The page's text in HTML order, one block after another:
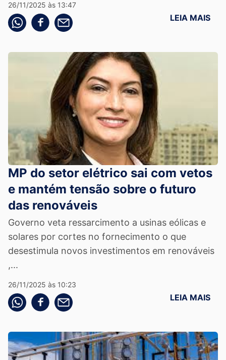
26/11/2025 às 13:47
Compartilhe pelo whatsapp
Compartilhar no facebook
Compartilhe pelo email LEIA MAIS
MP do setor elétrico sai com vetos
e mantém tensão sobre o futuro
das renováveis
Governo veta ressarcimento a usinas eólicas e
solares por cortes no fornecimento o que
desestimula novos investimentos em renováveis
,...
26/11/2025 às 10:23
Compartilhe pelo whatsapp
Compartilhar no facebook
Compartilhe pelo email LEIA MAIS